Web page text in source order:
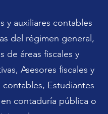
y auxiliares contables
del régimen general,
de áreas fiscales y
Asesores fiscales y
contables, Estudiantes
en contaduría pública o